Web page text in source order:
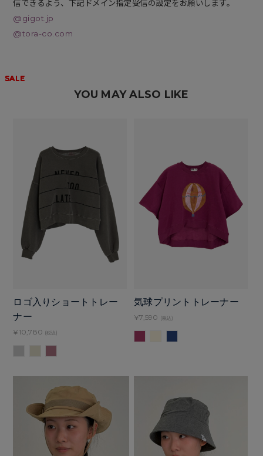
信できるよう、下記ドメイン指定受信の設定をお願いします。
@gigot.jp
@tora-co.com
YOU MAY ALSO LIKE
ロゴ入りショートトレー
ナー
¥10,780 (税込)
気球プリントトレーナー
¥7,590 (税込)
SALE
SALE
SALE